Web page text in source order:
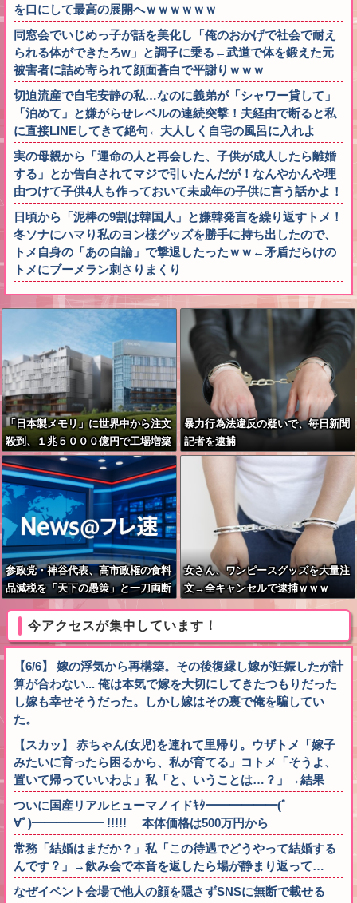
を口にして最高の展開へｗｗｗｗｗｗ
同窓会でいじめっ子が話を美化し「俺のおかげで社会で耐え
られる体ができたろw」と調子に乗る←武道で体を鍛えた元
被害者に詰め寄られて顔面蒼白で平謝りｗｗｗ
切迫流産で自宅安静の私…なのに義弟が「シャワー貸して」
「泊めて」と嫌がらせレベルの連続突撃！夫経由で断ると私
に直接LINEしてきて絶句←大人しく自宅の風呂に入れよ
実の母親から「運命の人と再会した、子供が成人したら離婚
する」とか告白されてマジで引いたんだが！なんやかんや理
由つけて子供4人も作っておいて未成年の子供に言う話かよ！
日頃から「泥棒の9割は韓国人」と嫌韓発言を繰り返すトメ！
冬ソナにハマり私のヨン様グッズを勝手に持ち出したので、
トメ自身の「あの自論」で撃退したったｗｗ←矛盾だらけの
トメにブーメラン刺さりまくり
「日本製メモリ」に世界中から注文
殺到、１兆５０００億円で工場増築
へ
暴力行為法違反の疑いで、毎日新聞
記者を逮捕
参政党・神谷代表、高市政権の食料
品減税を「天下の愚策」と一刀両断
女さん、ワンピースグッズを大量注
文→全キャンセルで逮捕ｗｗｗ
今アクセスが集中しています！
【6/6】 嫁の浮気から再構築。その後復縁し嫁が妊娠したが計
算が合わない... 俺は本気で嫁を大切にしてきたつもりだった
し嫁も幸せそうだった。しかし嫁はその裏で俺を騙してい
た。
【スカッ】 赤ちゃん(女児)を連れて里帰り。ウザトメ「嫁子
みたいに育ったら困るから、私が育てる」コトメ「そうよ、
置いて帰っていいわよ」私「と、いうことは…？」→結果
ついに国産リアルヒューマノイドｷﾀ━━━━━━(ﾟ
∀ﾟ)━━━━━━ !!!!! 本体価格は500万円から
常務「結婚はまだか？」私「この待遇でどうやって結婚する
んです？」→飲み会で本音を返したら場が静まり返って…
なぜイベント会場で他人の顔を隠さずSNSに無断で載せる